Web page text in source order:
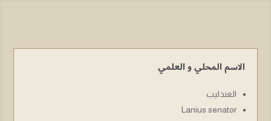
الاسم المحلي و العلمي
العندليب
Lanius senator